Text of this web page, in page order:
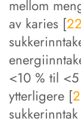
mellom
av karies [22
<10 % til
ytterligere [